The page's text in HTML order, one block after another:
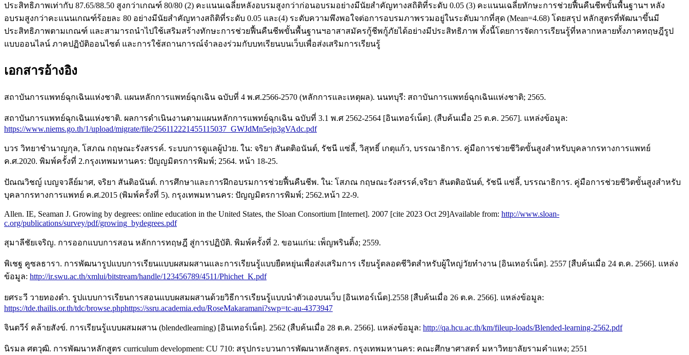
ประสิทธิภาพเท่ากับ 87.65/88.50 สูงกว่าเกณฑ์ 80/80 (2) คะแนนเฉลี่ยหลังอบรมสูงกว่าก่อนอบรมอย่างมีนัยสำคัญทางสถิติที่ระดับ 0.05 (3) คะแนนเฉลี่ยทักษะการช่วยฟื้นคืนชีพขั้นพื้นฐานฯ หลัง
อบรมสูงกว่าคะแนนเกณฑ์ร้อยละ 80 อย่างมีนัยสำคัญทางสถิติที่ระดับ 0.05 และ(4) ระดับความพึงพอใจต่อการอบรมภาพรวมอยู่ในระดับมากที่สุด (Mean=4.68) โดยสรุป หลักสูตรที่พัฒนาขึ้นมี
ประสิทธิภาพตามเกณฑ์ และสามารถนำไปใช้เสริมสร้างทักษะการช่วยฟื้นคืนชีพขั้นพื้นฐานฯอาสาสมัครกู้ชีพกู้ภัยได้อย่างมีประสิทธิภาพ ทั้งนี้โดยการจัดการเรียนรู้ที่หลากหลายทั้งภาคทฤษฎีรูป
แบบออนไลน์ ภาคปฏิบัติออนไซต์ และการใช้สถานการณ์จำลองร่วมกับบทเรียนบนเว็บเพื่อส่งเสริมการเรียนรู้
เอกสารอ้างอิง
สถาบันการแพทย์ฉุกเฉินแห่งชาติ. แผนหลักการแพทย์ฉุกเฉิน ฉบับที่ 4 พ.ศ.2566-2570 (หลักการและเหตุผล). นนทบุรี: สถาบันการแพทย์ฉุกเฉินแห่งชาติ; 2565.
สถาบันการแพทย์ฉุกเฉินแห่งชาติ. ผลการดำเนินงานตามแผนหลักการแพทย์ฉุกเฉิน ฉบับที่ 3.1 พ.ศ 2562-2564 [อินเทอร์เน็ต]. (สืบค้นเมื่อ 25 ต.ค. 2567]. แหล่งข้อมูล:
https://www.niems.go.th/1/upload/migrate/file/256112221455115037_GWJdMn5ejp3gVAdc.pdf
บวร วิทยาชำนาญกุล, โสภณ กฤษณะรังสรรค์. ระบบการดูแลผู้ป่วย. ใน: จริยา สันตติอนันต์, รัชนี แซ่ลี้, วิสุทธิ์ เกตุแก้ว, บรรณาธิการ. คู่มือการช่วยชีวิตขั้นสูงสำหรับบุคลากรทางการแพทย์
ค.ศ.2020. พิมพ์ครั้งที่ 2.กรุงเทพมหานคร: ปัญญมิตรการพิมพ์; 2564. หน้า 18-25.
ปัณณวิชญ์ เบญจวลีย์มาศ, จริยา สันติอนันต์. การศึกษาและการฝึกอบรมการช่วยฟื้นคืนชีพ. ใน: โสภณ กฤษณะรังสรรค์,จริยา สันตติอนันต์, รัชนี แซ่ลี้, บรรณาธิการ. คู่มือการช่วยชีวิตขั้นสูงสำหรับ
บุคลากรทางการแพทย์ ค.ศ.2015 (พิมพ์ครั้งที่ 5). กรุงเทพมหานคร: ปัญญมิตรการพิมพ์; 2562.หน้า 22-9.
Allen. IE, Seaman J. Growing by degrees: online education in the United States, the Sloan Consortium [Internet]. 2007 [cite 2023 Oct 29]Available from: http://www.sloan-
c.org/publications/survey/pdf/growing_bydegrees.pdf
สุมาลีชัยเจริญ. การออกแบบการสอน หลักการทฤษฎี สู่การปฏิบัติ. พิมพ์ครั้งที่ 2. ขอนแก่น: เพ็ญพรินติ้ง; 2559.
พิเชฐ คูซลธารา. การพัฒนารูปแบบการเรียนแบบผสมผสานและการเรียนรู้แบบยืดหยุ่นเพื่อส่งเสริมการ เรียนรู้ตลอดชีวิตสำหรับผู้ใหญ่วัยทำงาน [อินเทอร์เน็ต]. 2557 [สืบค้นเมื่อ 24 ต.ค. 2566]. แหล่ง
ข้อมูล: http://ir.swu.ac.th/xmlui/bitstream/handle/123456789/4511/Phichet_K.pdf
ยศระวี วายทองตำ. รูปแบบการเรียนการสอนแบบผสมผสานด้วยวิธีการเรียนรู้แบบนำตัวเองบนเว็บ [อินเทอร์เน็ต].2558 [สืบค้นเมื่อ 26 ต.ค. 2566]. แหล่งข้อมูล:
https://tde.thailis.or.th/tdc/browse.phphttps://ssru.academia.edu/RoseMakaramani?swp=tc-au-4373947
จินตวีร์ คล้ายสังข์. การเรียนรู้แบบผสมผสาน (blendedlearning) [อินเทอร์เน็ต]. 2562 (สืบค้นเมื่อ 28 ต.ค. 2566]. แหล่งข้อมูล: http://qa.hcu.ac.th/km/fileup-loads/Blended-learning-2562.pdf
นิรมล ศตวุฒิ. การพัฒนาหลักสูตร curriculum development: CU 710: สรุปกระบวนการพัฒนาหลักสูตร. กรุงเทพมหานคร: คณะศึกษาศาสตร์ มหาวิทยาลัยรามคำแหง; 2551